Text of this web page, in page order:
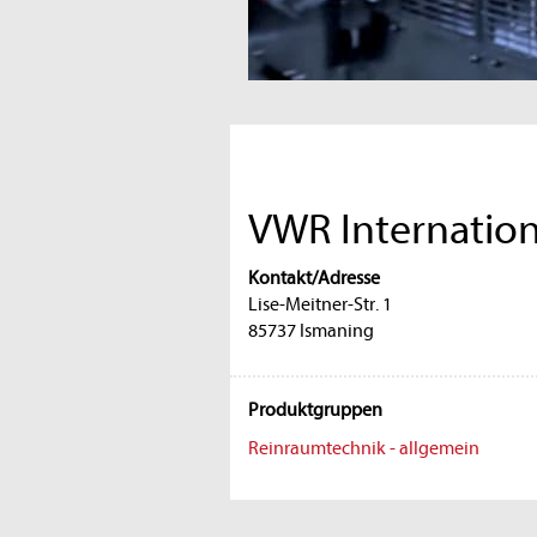
VWR
Kontakt/Adresse
Lise-Meitner-Str. 1
85737 Ismaning
Produktgruppen
Reinraumtechnik - allgemein